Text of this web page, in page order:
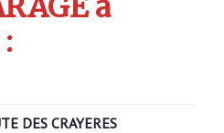
à
DES CRAYERES